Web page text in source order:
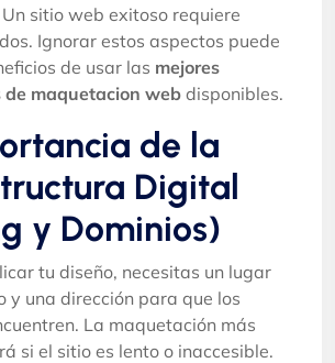
sitio web exitoso requiere
Ignorar estos aspectos puede
de usar las mejores
maquetacion web disponibles.
de la
Digital
y Dominios)
tu diseño, necesitas un lugar
y una dirección para que los
La maquetación más
si el sitio es lento o inaccesible.